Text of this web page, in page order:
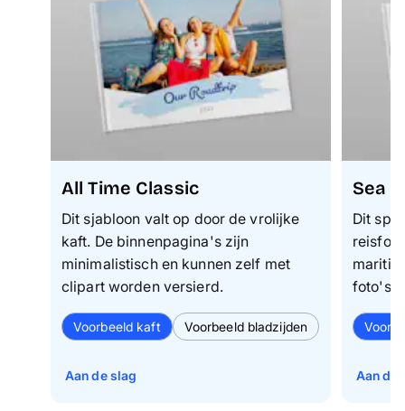
All Time Classic
Dit sjabloon valt op door de vrolijke
kaft. De binnenpagina's zijn
minimalistisch en kunnen zelf met
clipart worden versierd.
Voorbeeld kaft Voorbeeld bladzijden
Aan de slag
Sea
Dit
foto's
Aan de